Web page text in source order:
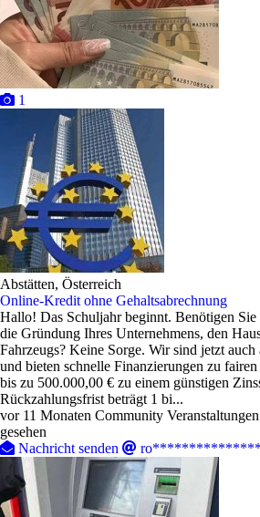
1
Abstätten, Österreich
Online-Kredit ohne Gehaltsabrechnung
Hallo! Das Schuljahr beginnt. Benötigen
die Gründung Ihres Unternehmens, den
Fahrzeugs? Keine Sorge. Wir sind jetzt auch
und bieten schnelle Finanzierungen zu
bis zu 500.000,00 € zu einem günstigen
Rückzahlungsfrist beträgt 1 bi...
vor 11 Monaten Community Veranstaltungen
gesehen
Nachricht senden